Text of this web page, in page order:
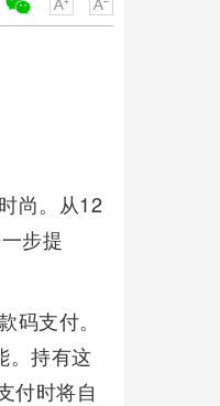
尚。从12
步提
支付。
。持有这
付时将自